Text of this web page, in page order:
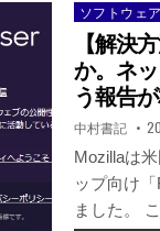
Posted
ソフトウェア
【解決
か。ネ
う報告が
著
者:
中村書記 掲
載
Mozillaは
ップ向け
ました。